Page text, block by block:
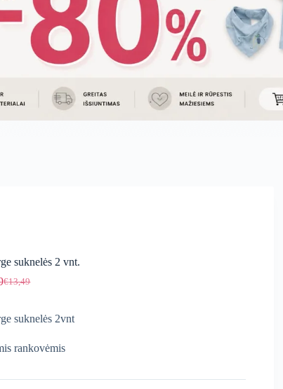
suknelės 2 vnt.
€13,49
Original
€13,49.
Current
€9,99.
suknelės 2vnt
rankovėmis